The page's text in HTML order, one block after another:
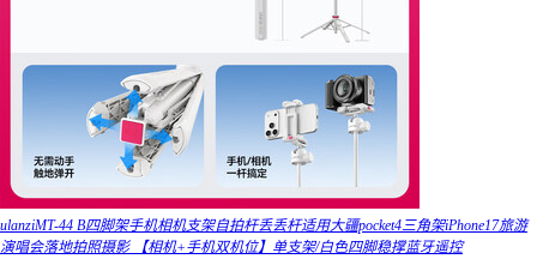
ulanziMT-44 B四脚架手机相机支架自拍杆丢丢杆适用大疆pocket4三角架iPhone17旅游
演唱会落地拍照摄影 【相机+手机双机位】单支架/白色四脚稳撑蓝牙遥控